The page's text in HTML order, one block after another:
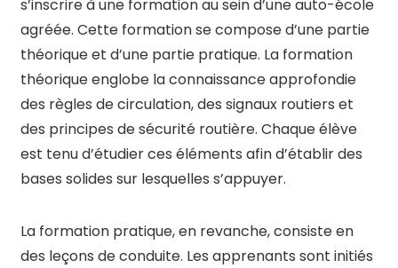
s’inscrire à une formation au sein d’une auto-école
agréée. Cette formation se compose d’une partie
théorique et d’une partie pratique. La formation
théorique englobe la connaissance approfondie
des règles de circulation, des signaux routiers et
des principes de sécurité routière. Chaque élève
est tenu d’étudier ces éléments afin d’établir des
bases solides sur lesquelles s’appuyer.
La formation pratique, en revanche, consiste en
des leçons de conduite. Les apprenants sont initiés